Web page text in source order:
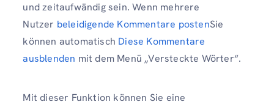
und zeitaufwändig sein. Wenn mehrere
Nutzer beleidigende Kommentare postenSie
können automatisch Diese Kommentare
ausblenden mit dem Menü „Versteckte Wörter“.
Mit dieser Funktion können Sie eine